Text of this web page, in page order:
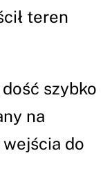
teren
szybko
na
wejścia do